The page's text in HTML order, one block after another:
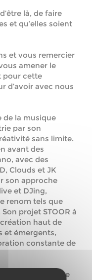
là, de faire
et qu’elles soient
et vous remercier
amener le
pour cette
d’avoir avec nous
de la musique
par son
sans limite.
avant des
avec des
Clouds et JK
son approche
et DJing,
renom tels que
projet STOOR à
haut de
et émergents,
constante de
seront encore